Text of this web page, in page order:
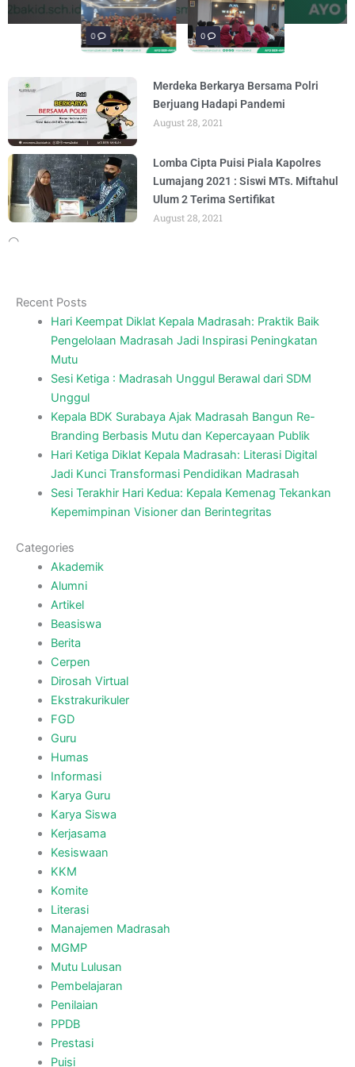
penguatan materi "Re-Branding
BY ADMIN AUGUST 5, 2026
materi Literasi Digital yang
BY ADMIN AUGUST 5, 2026
Madrasah" pada
ADMIN AUGUST 4, 2026
Keagamaan
ADMIN AUGUST 3, 2026
Literasi, para siswa mengikuti latihan
BY ADMIN AUGUST 1, 2026
penguatan materi bertajuk "Praktik Baik
BY ADMIN AUGUST 6, 2026
penguatan materi "Re-Branding
BY ADMIN AUGUST 5, 2026
materi Literasi Digital yang
BY ADMIN AUGUST 5, 2026
0 0
Merdeka Berkarya Bersama Polri
Berjuang Hadapi Pandemi
August 28, 2021
Lomba Cipta Puisi Piala Kapolres
Lumajang 2021 : Siswi MTs. Miftahul
Ulum 2 Terima Sertifikat
August 28, 2021
Recent Posts
Hari Keempat Diklat Kepala Madrasah: Praktik Baik
Pengelolaan Madrasah Jadi Inspirasi Peningkatan
Mutu
Sesi Ketiga : Madrasah Unggul Berawal dari SDM
Unggul
Kepala BDK Surabaya Ajak Madrasah Bangun Re-
Branding Berbasis Mutu dan Kepercayaan Publik
Hari Ketiga Diklat Kepala Madrasah: Literasi Digital
Jadi Kunci Transformasi Pendidikan Madrasah
Sesi Terakhir Hari Kedua: Kepala Kemenag Tekankan
Kepemimpinan Visioner dan Berintegritas
Categories
Akademik
Alumni
Artikel
Beasiswa
Berita
Cerpen
Dirosah Virtual
Ekstrakurikuler
FGD
Guru
Humas
Informasi
Karya Guru
Karya Siswa
Kerjasama
Kesiswaan
KKM
Komite
Literasi
Manajemen Madrasah
MGMP
Mutu Lulusan
Pembelajaran
Penilaian
PPDB
Prestasi
Puisi